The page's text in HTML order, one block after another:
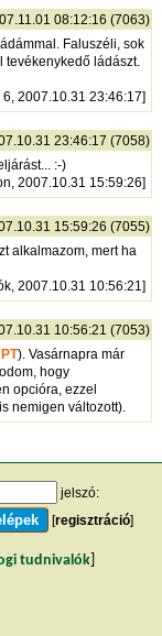
08:12:16 (7063)
Faluszéli, sok
ládászt.
2007.10.31 23:46:17]
23:46:17 (7058)
:-)
2007.10.31 15:59:26]
15:59:26 (7055)
alkalmazom, mert ha
2007.10.31 10:56:21]
10:56:21 (7053)
). Vasárnapra már
hogy
opcióra, ezzel
nemigen változott).
jelszó:
[regisztráció]
tudnivalók